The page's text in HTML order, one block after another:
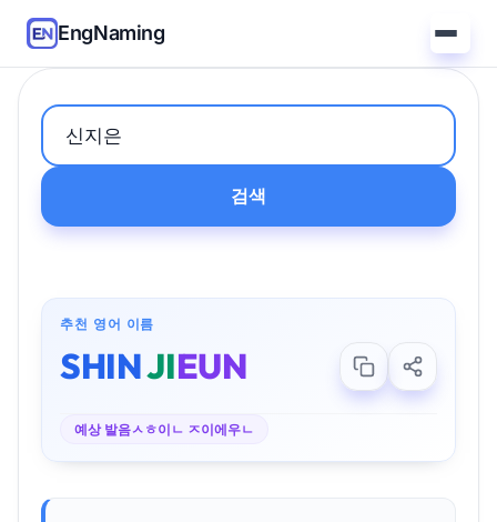
EngNaming
검색
추천 영어 이름
SHINJIEUN
예상 발음ㅅㅎ이ㄴ ㅈ이에우ㄴ